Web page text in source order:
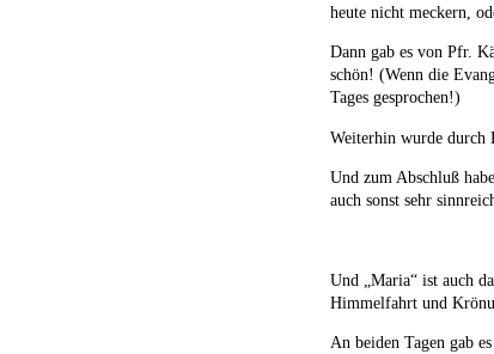
heute nicht meckern,
Dann gab es von Pfr.
schön! (Wenn die
Tages gesprochen!)
Weiterhin wurde durch
Und zum Abschluß
auch sonst sehr
Und „Maria“ ist auch
Himmelfahrt und
An beiden Tagen gab